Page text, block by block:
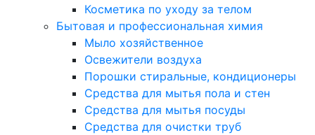
Косметика по уходу за телом
Бытовая и профессиональная химия
Мыло хозяйственное
Освежители воздуха
Порошки стиральные, кондиционеры
Средства для мытья пола и стен
Средства для мытья посуды
Средства для очистки труб